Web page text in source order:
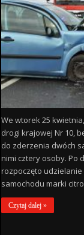
We wtorek 25
drogi krajowej Nr 10,
do zderzenia dwóch
nimi cztery osoby. Po
rozpoczęto
samochodu marki
Czytaj dalej »